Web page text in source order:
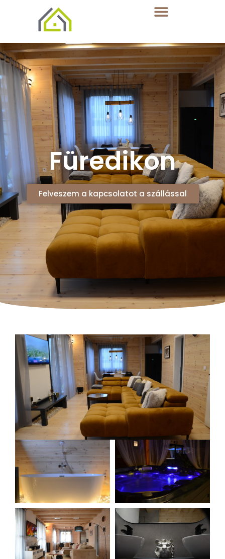
Füredikon
Felveszem a kapcsolatot a szállással